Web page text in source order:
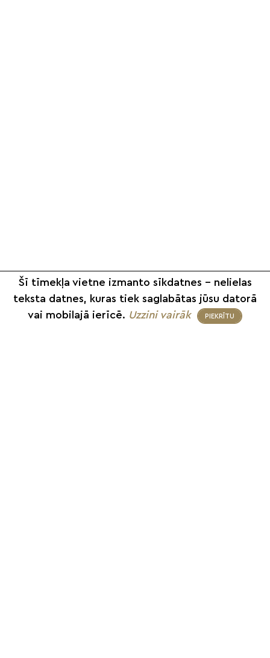
Šī tīmekļa vietne izmanto sīkdatnes – nelielas
teksta datnes, kuras tiek saglabātas jūsu datorā
vai mobilajā ierīcē. Uzzini vairāk PIEKRĪTU